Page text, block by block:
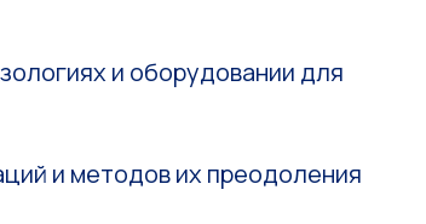
и оборудовании для
и методов их преодоления